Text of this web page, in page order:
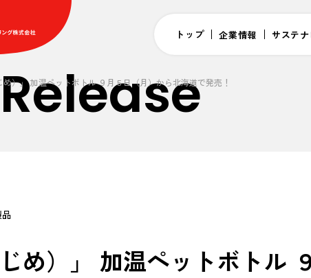
トップ 企業情報 サステ
め）」 加温ペットボトル ９月５日（月）から北海道で発売！
じめ）」 加温ペットボトル